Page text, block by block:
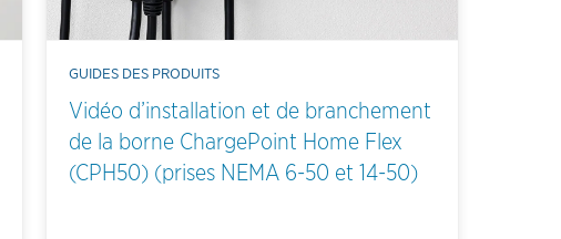
GUIDES DES PRODUITS
Vidéo d’installation et de branchement
de la borne ChargePoint Home Flex
(CPH50) (prises NEMA 6-50 et 14-50)